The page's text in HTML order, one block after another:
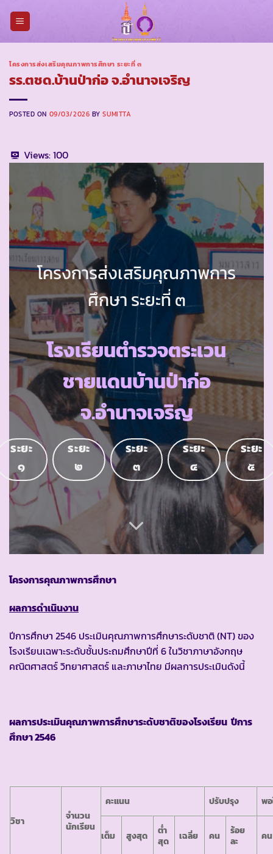
โครงการส่งเสริมคุณภาพการศึกษา ระยะที่ ๓
รร.ตชด.บ้านป่าก่อ จ.อำนาจเจริญ
POSTED ON 09/03/2026 BYSUMITTA
Views:100
โครงการส่งเสริมคุณภาพการ
ศึกษา ระยะที่ ๓
โรงเรียนตำรวจตระเวน
ชายแดนบ้านป่าก่อ
จ.อำนาจเจริญ
ระยะ
๑
ระยะ
๒
ระยะ
๓
ระยะ
๔
ระยะ
๕
โครงการคุณภาพการศึกษา
ผลการดำเนินงาน
ปีการศึกษา 2546 ประเมินคุณภาพการศึกษาระดับชาติ (NT) ของ
โรงเรียนเฉพาะระดับชั้นประถมศึกษาปีที่ 6 ในวิชาภาษาอังกฤษ
คณิตศาสตร์ วิทยาศาสตร์ และภาษาไทย มีผลการประเมินดังนี้
ผลการประเมินคุณภาพการศึกษาระดับชาติของโรงเรียน ปีการ
ศึกษา 2546
วิชา
จำนวน
นักเรียน
คะแนน ปรับปรุง พ
เต็ม สูงสุด
ต่ำ
สุด
เฉลี่ย คน
ร้อย
ละ
คน